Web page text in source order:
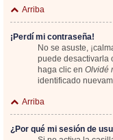
Arriba
¡Perdí mi contraseña!
No se asuste,
puede desactivarla
haga clic en Olvidé
identificado
Arriba
¿Por qué mi sesión de